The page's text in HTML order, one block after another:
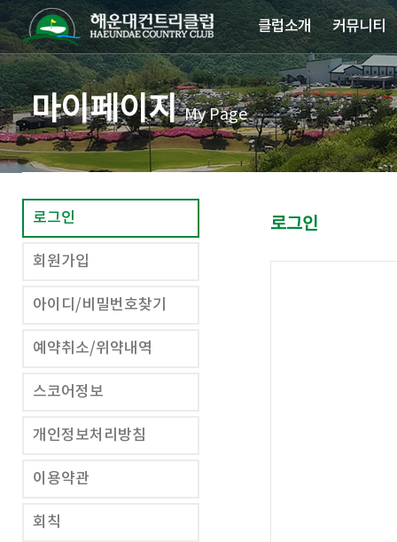
클럽소개 커뮤니티
마이페이지My Page
로그인
회원가입
아이디/비밀번호찾기
예약취소/위약내역
스코어정보
개인정보처리방침
이용약관
회칙
로그인